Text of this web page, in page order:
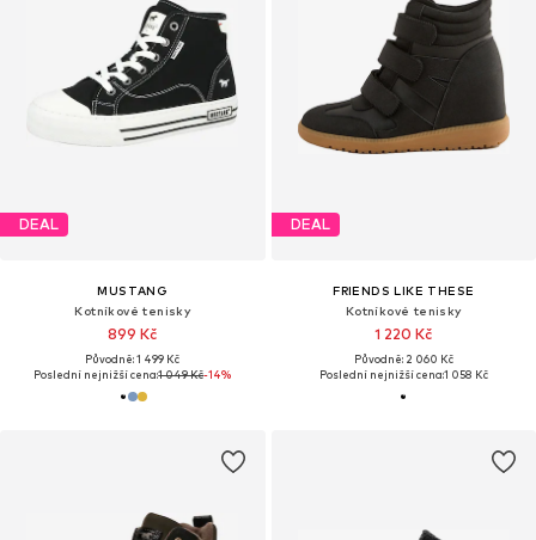
DEAL
MUSTANG
Kotníkové tenisky
899 Kč
Původně: 1 499 Kč
Poslední nejnižší cena:1 049 Kč-14%
DEAL
FRIENDS LIKE THESE
Kotníkové tenisky
1 220 Kč
Původně: 2 060 Kč
Poslední nejnižší cena:1 058 Kč